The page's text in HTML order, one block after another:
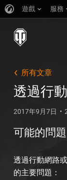
遊戲 服務
所有文章
透過行
2017年9月7日
可能的問題
透過行動網路
的主要問題：